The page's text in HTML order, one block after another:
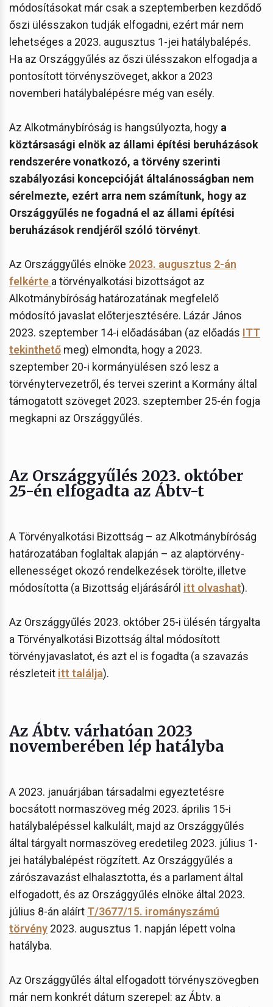
módosításokat már csak a szeptemberben kezdődő
őszi ülésszakon tudják elfogadni, ezért már nem
lehetséges a 2023. augusztus 1-jei hatálybalépés.
Ha az Országgyűlés az őszi ülésszakon elfogadja a
pontosított törvényszöveget, akkor a 2023
novemberi hatálybalépésre még van esély.
Az Alkotmánybíróság is hangsúlyozta, hogy a
köztársasági elnök az állami építési beruházások
rendszerére vonatkozó, a törvény szerinti
szabályozási koncepcióját általánosságban nem
sérelmezte, ezért arra nem számítunk, hogy az
Országgyűlés ne fogadná el az állami építési
beruházások rendjéről szóló törvényt.
Az Országgyűlés elnöke 2023. augusztus 2-án
felkérte a törvényalkotási bizottságot az
Alkotmánybíróság határozatának megfelelő
módosító javaslat előterjesztésére. Lázár János
2023. szeptember 14-i előadásában (az előadás ITT
tekinthető meg) elmondta, hogy a 2023.
szeptember 20-i kormányülésen szó lesz a
törvénytervezetről, és tervei szerint a Kormány által
támogatott szöveget 2023. szeptember 25-én fogja
megkapni az Országgyűlés.
Az Országgyűlés 2023. október
25-én elfogadta az Ábtv-t
A Törvényalkotási Bizottság – az Alkotmánybíróság
határozatában foglaltak alapján – az alaptörvény-
ellenességet okozó rendelkezések törölte, illetve
módosította (a Bizottság eljárásáról itt olvashat).
Az Országgyűlés 2023. október 25-i ülésén tárgyalta
a Törvényalkotási Bizottság által módosított
törvényjavaslatot, és azt el is fogadta (a szavazás
részleteit itt találja).
Az Ábtv. várhatóan 2023
novemberében lép hatályba
A 2023. januárjában társadalmi egyeztetésre
bocsátott normaszöveg még 2023. április 15-i
hatálybalépéssel kalkulált, majd az Országgyűlés
által tárgyalt normaszöveg eredetileg 2023. július 1-
jei hatálybalépést rögzített. Az Országgyűlés a
zárószavazást elhalasztotta, és a parlament által
elfogadott, és az Országgyűlés elnöke által 2023.
július 8-án aláírt T/3677/15. irományszámú
törvény 2023. augusztus 1. napján lépett volna
hatályba.
Az Országgyűlés által elfogadott törvényszövegben
már nem konkrét dátum szerepel: az Ábtv. a